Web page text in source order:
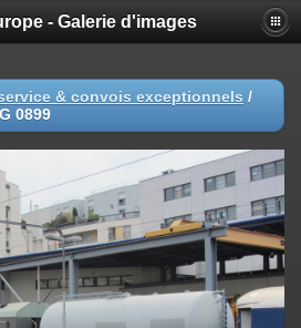
- Galerie d'images
& convois exceptionnels /
0899